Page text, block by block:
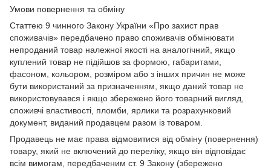
Умови повернення та обміну
Статтею 9 чинного Закону України «Про захист прав
споживачів» передбачено право споживачів обмінювати
непроданий товар належної якості на аналогічний, якщо
куплений товар не підійшов за формою, габаритами,
фасоном, кольором, розміром або з інших причин не може
бути використаний за призначенням, якщо даний товар не
використовувався і якщо збережено його товарний вигляд,
споживчі властивості, пломби, ярлики та розрахунковий
документ, виданий продавцем разом із товаром.
Продавець не має права відмовитися від обміну (повернення)
товару, який не включений до переліку, якщо він відповідає
всім вимогам, передбаченим ст. 9 Закону (збережено